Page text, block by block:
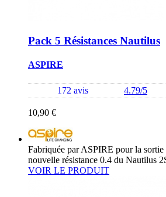
Pack 5 Résistances Nautilus
ASPIRE
172 avis 4.79/5
10,90 €
Fabriquée par ASPIRE pour la
nouvelle résistance 0.4 du Nautilus
VOIR LE PRODUIT